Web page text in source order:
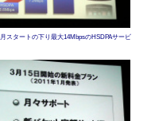
スタートの下り最大14MbpsのHSDPAサービ